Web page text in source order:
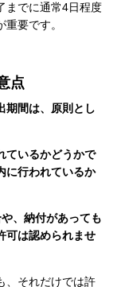
までに通常4日程度
要です。
点
期間は、原則とし
ているかどうかで
に行われているか
、納付があっても
可は認められませ
、それだけでは許